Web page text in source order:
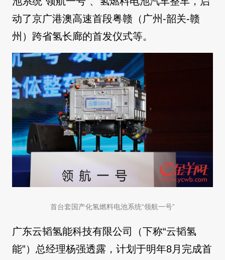
动了京广港澳高速首段粤赣（广州-韶关-赣
州）跨省氢长廊的首发仪式等。
首台套国产化氢燃料电池系统“领航一号”
广东云韬氢能科技有限公司（下称“云韬氢
能”）总经理杨强透露，计划于明年8月完成首